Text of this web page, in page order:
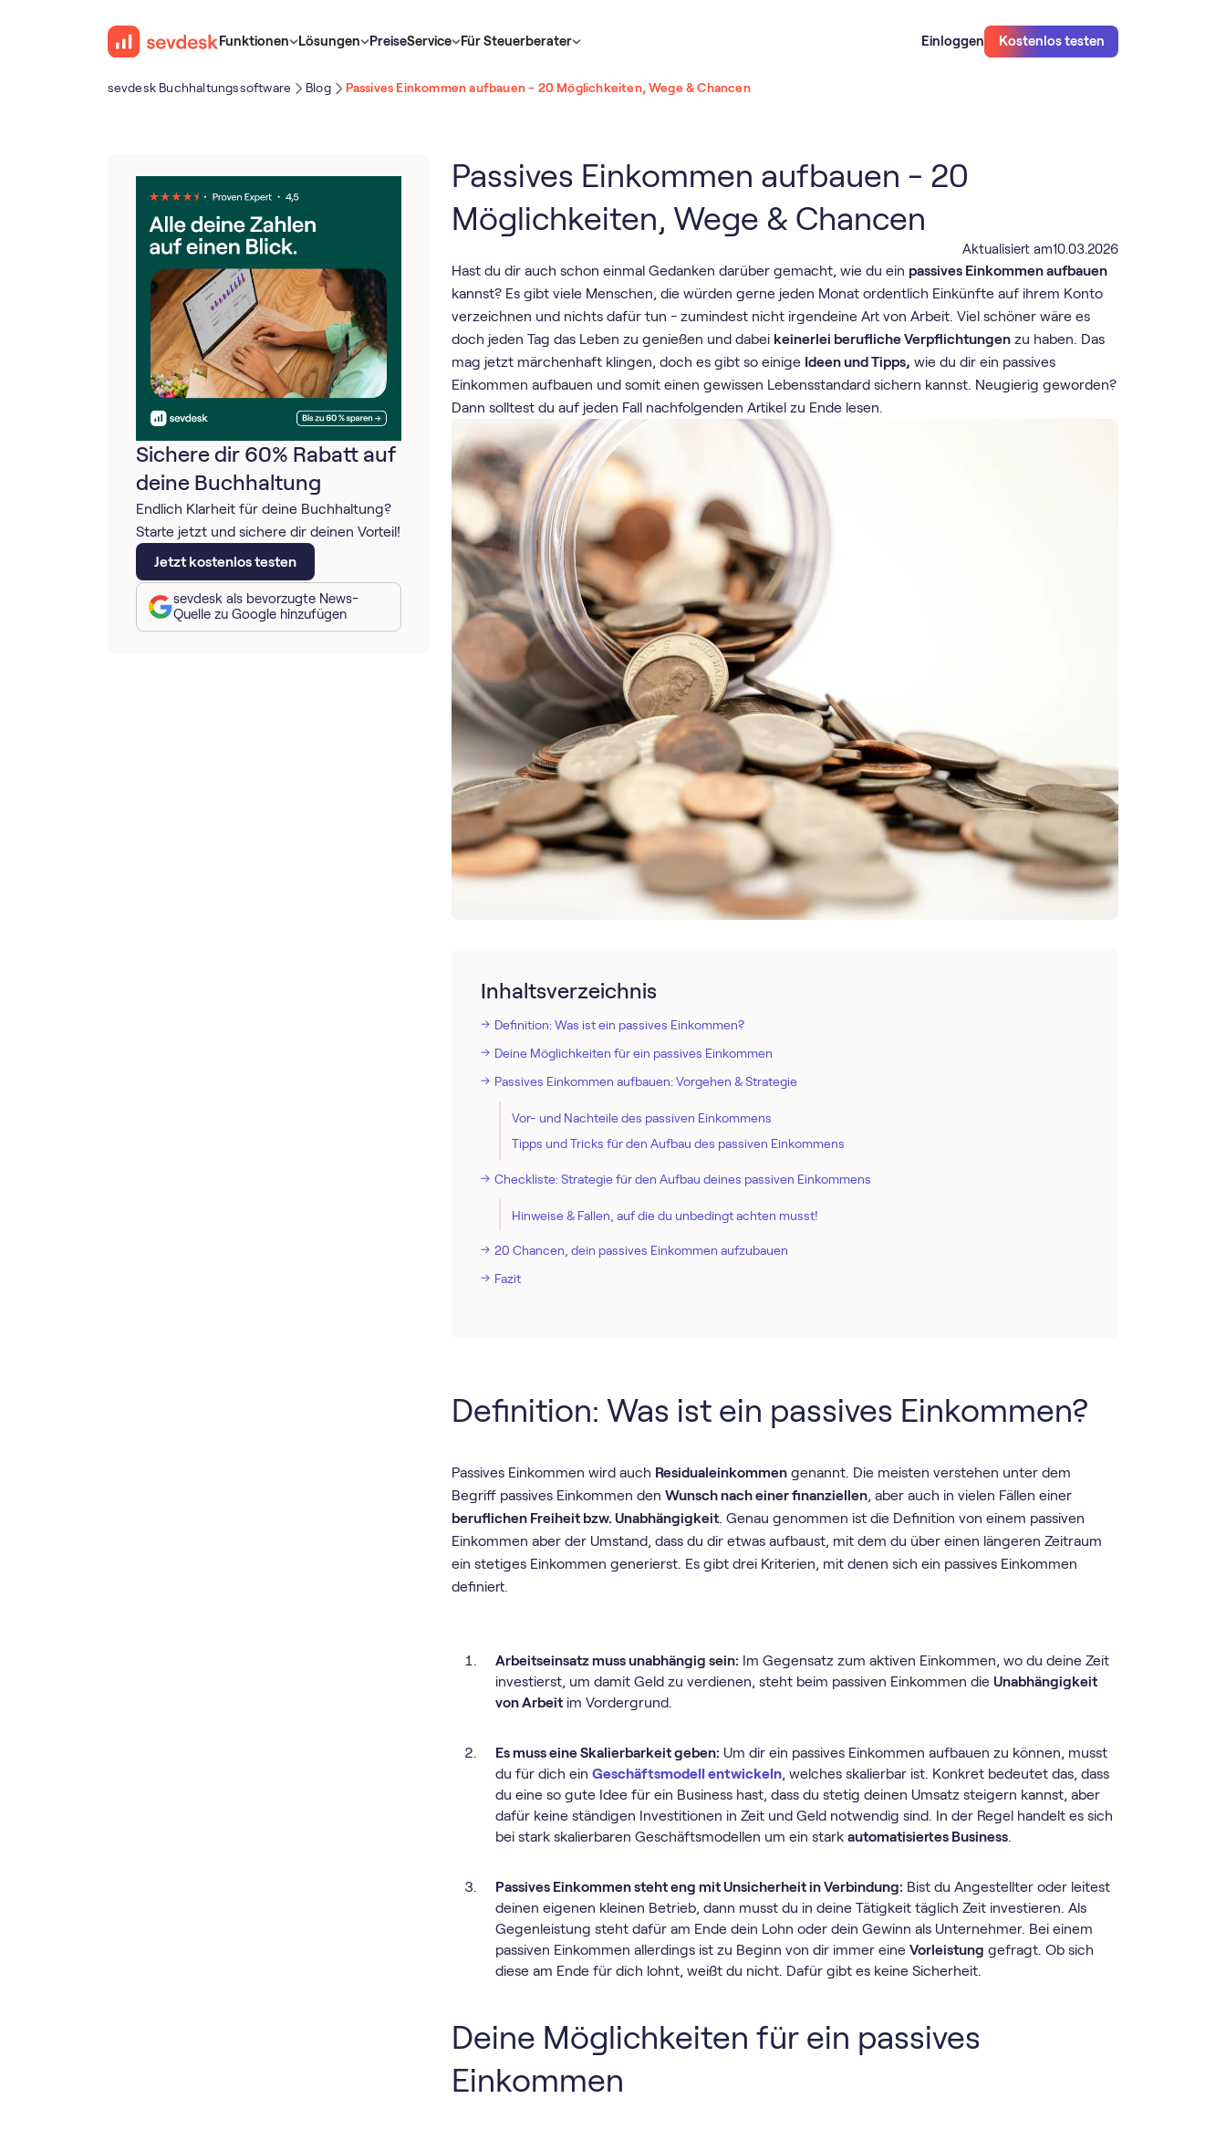
Funktionen Lösungen PreiseService Für Steuerberater Einloggen Kostenlos testen
sevdesk Buch­haltungs­software Blog Passives Einkommen aufbauen - 20 Möglichkeiten, Wege & Chancen
Sichere dir 60% Rabatt auf
deine Buchhaltung
Endlich Klarheit für deine Buchhaltung?
Starte jetzt und sichere dir deinen Vorteil!
Jetzt kostenlos testen
sevdesk als bevorzugte News-
Quelle zu Google hinzufügen
Passives Einkommen aufbauen - 20
Möglichkeiten, Wege & Chancen
Aktualisiert am10.03.2026
Hast du dir auch schon einmal Gedanken darüber gemacht, wie du ein passives Einkommen aufbauen
kannst? Es gibt viele Menschen, die würden gerne jeden Monat ordentlich Einkünfte auf ihrem Konto
verzeichnen und nichts dafür tun - zumindest nicht irgendeine Art von Arbeit. Viel schöner wäre es
doch jeden Tag das Leben zu genießen und dabei keinerlei berufliche Verpflichtungen zu haben. Das
mag jetzt märchenhaft klingen, doch es gibt so einige Ideen und Tipps, wie du dir ein passives
Einkommen aufbauen und somit einen gewissen Lebensstandard sichern kannst. Neugierig geworden?
Dann solltest du auf jeden Fall nachfolgenden Artikel zu Ende lesen.
Inhaltsverzeichnis
Definition: Was ist ein passives Einkommen?
Deine Möglichkeiten für ein passives Einkommen
Passives Einkommen aufbauen: Vorgehen & Strategie
Vor- und Nachteile des passiven Einkommens
Tipps und Tricks für den Aufbau des passiven Einkommens
Checkliste: Strategie für den Aufbau deines passiven Einkommens
Hinweise & Fallen, auf die du unbedingt achten musst!
20 Chancen, dein passives Einkommen aufzubauen
Fazit
Definition: Was ist ein passives Einkommen?
Passives Einkommen wird auch Residualeinkommen genannt. Die meisten verstehen unter dem
Begriff passives Einkommen denWunsch nach einer finanziellen, aber auch in vielen Fällen einer
beruflichen Freiheit bzw. Unabhängigkeit. Genau genommen ist die Definition von einem passiven
Einkommen aber der Umstand, dass du dir etwas aufbaust, mit dem du über einen längeren Zeitraum
ein stetiges Einkommen generierst. Es gibt drei Kriterien, mit denen sich ein passives Einkommen
definiert.
Arbeitseinsatz muss unabhängig sein: Im Gegensatz zum aktiven Einkommen, wo du deine Zeit
investierst, um damit Geld zu verdienen, steht beim passiven Einkommen die Unabhängigkeit
von Arbeitim Vordergrund.
Es muss eine Skalierbarkeit geben: Um dir ein passives Einkommen aufbauen zu können, musst
du für dich ein Geschäftsmodell entwickeln, welches skalierbar ist. Konkret bedeutet das, dass
du eine so gute Idee für ein Business hast, dass du stetig deinen Umsatz steigern kannst, aber
dafür keine ständigen Investitionen in Zeit und Geld notwendig sind. In der Regel handelt es sich
bei stark skalierbaren Geschäftsmodellen um ein stark automatisiertes Business.
Passives Einkommen steht eng mit Unsicherheit in Verbindung: Bist du Angestellter oder leitest
deinen eigenen kleinen Betrieb, dann musst du in deine Tätigkeit täglich Zeit investieren. Als
Gegenleistung steht dafür am Ende dein Lohn oder dein Gewinn als Unternehmer. Bei einem
passiven Einkommen allerdings ist zu Beginn von dir immer eine Vorleistung gefragt. Ob sich
diese am Ende für dich lohnt, weißt du nicht. Dafür gibt es keine Sicherheit.
Deine Möglichkeiten für ein passives
Einkommen